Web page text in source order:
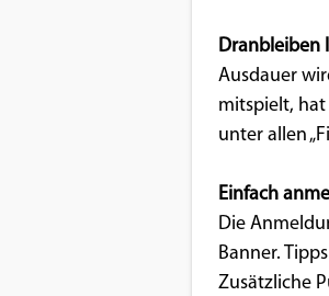
Dranbleiben
Ausdauer
mitspielt, hat
unter allen
Einfach
Die
Banner.
Zusätzliche